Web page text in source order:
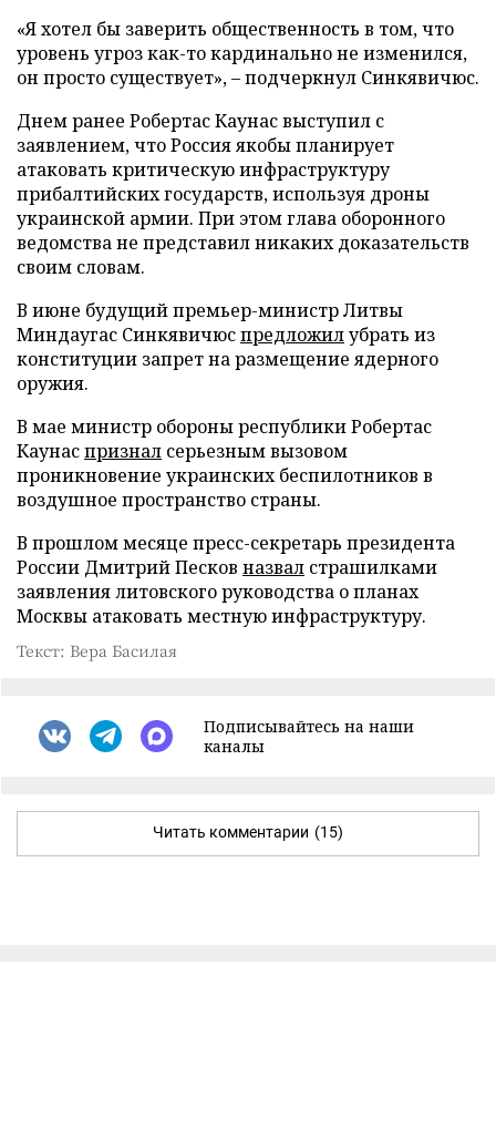
«Я хотел бы заверить общественность в том, что
уровень угроз как-то кардинально не изменился,
он просто существует», – подчеркнул Синкявичюс.
Днем ранее Робертас Каунас выступил с
заявлением, что Россия якобы планирует
атаковать критическую инфраструктуру
прибалтийских государств, используя дроны
украинской армии. При этом глава оборонного
ведомства не представил никаких доказательств
своим словам.
В июне будущий премьер-министр Литвы
Миндаугас Синкявичюспредложилубрать из
конституции запрет на размещение ядерного
оружия.
В мае министр обороны республики Робертас
Каунаспризнал серьезным вызовом
проникновение украинских беспилотников в
воздушное пространство страны.
В прошлом месяце пресс-секретарь президента
России Дмитрий Песков назвал страшилками
заявления литовского руководства о планах
Москвы атаковать местную инфраструктуру.
Текст: Вера Басилая
Подписывайтесь на наши
каналы
Читать комментарии (15)